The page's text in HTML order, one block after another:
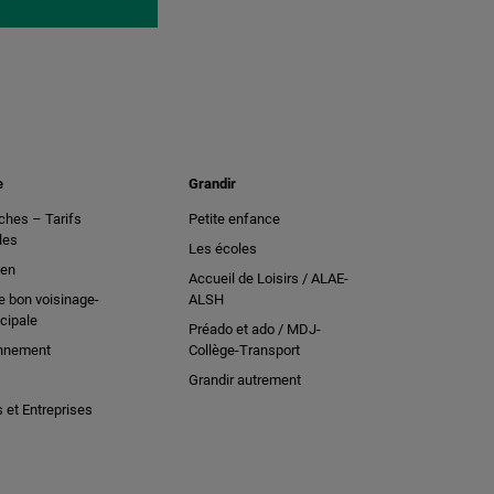
– Tarifs
bon voisinage-
et Entreprises
Grandir
Petite enfance
Les écoles
Accueil de Loisirs / ALAE-
ALSH
Préado et ado / MDJ-
Collège-Transport
Grandir autrement